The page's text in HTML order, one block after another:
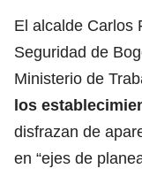
El alcalde Carlos
Seguridad de
Ministerio de
los
disfrazan de
en “ejes de